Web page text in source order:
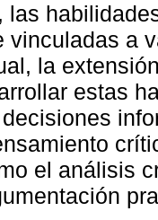
las
vinculadas a
la
estas
el análisis